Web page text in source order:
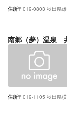
住所〒019-0803 秋田県
南郷（夢）温泉
住所〒019-1105 秋田県